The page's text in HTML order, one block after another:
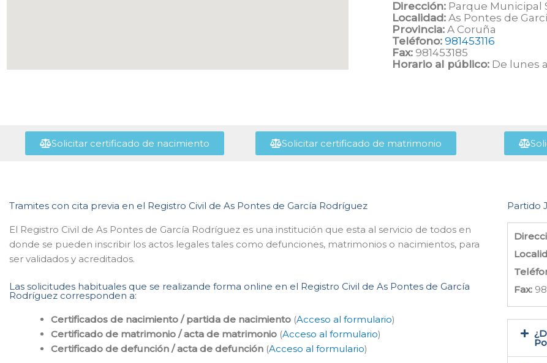
Dirección: Parque Municipal
Localidad: As Pontes de
Provincia: A Coruña
Teléfono: 981453116
Fax: 981453185
Horario al público: De lunes
Solicitar certificado de nacimiento Solicitar certificado de matrimonio
Tramites con cita previa en el Registro Civil de As Pontes de García Rodríguez
El Registro Civil de As Pontes de García Rodríguez es una institución que esta al servicio de todos en
donde se pueden inscribir los actos legales tales como defunciones, matrimonios o nacimientos, para
ser validados y acreditados.
Las solicitudes habituales que se realizande forma online en el Registro Civil de As Pontes de García
Rodríguez corresponden a:
Certificados de nacimiento / partida de nacimiento(Acceso al formulario)
Certificado de matrimonio / acta de matrimonio(Acceso al formulario)
Certificado de defunción / acta de defunción(Acceso al formulario)
Partido
Fax: